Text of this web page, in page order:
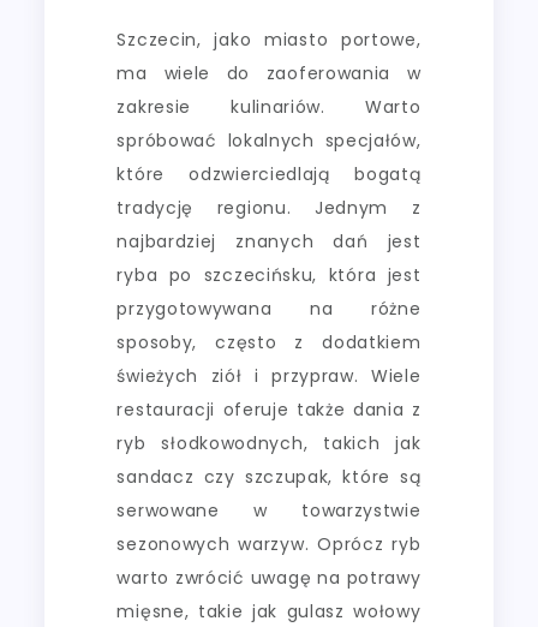
Szczecin, jako miasto portowe,
ma wiele do zaoferowania w
zakresie kulinariów. Warto
spróbować lokalnych specjałów,
które odzwierciedlają bogatą
tradycję regionu. Jednym z
najbardziej znanych dań jest
ryba po szczecińsku, która jest
przygotowywana na różne
sposoby, często z dodatkiem
świeżych ziół i przypraw. Wiele
restauracji oferuje także dania z
ryb słodkowodnych, takich jak
sandacz czy szczupak, które są
serwowane w towarzystwie
sezonowych warzyw. Oprócz ryb
warto zwrócić uwagę na potrawy
mięsne, takie jak gulasz wołowy